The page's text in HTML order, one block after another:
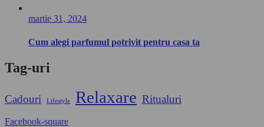
martie 31, 2024
Cum alegi parfumul potrivit pentru casa ta
Tag-uri
Cadouri Lifestyle Relaxare Ritualuri
Facebook-square